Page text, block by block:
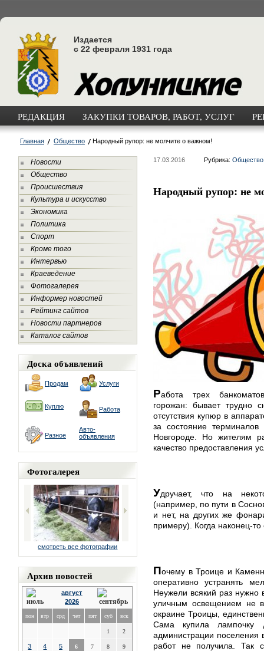
Издается
с 22 февраля 1931 года
РЕДАКЦИЯ ЗАКУПКИ ТОВАРОВ, РАБОТ, УСЛУГ
Главная Общество Народный рупор: не молчите о важном!
Новости
Общество
Происшествия
Культура и искусство
Экономика
Политика
Спорт
Кроме того
Интервью
Краеведение
Фотогалерея
Информер новостей
Рейтинг сайтов
Новости партнеров
Каталог сайтов
Доска объявлений
Продам Услуги
Куплю Работа
Разное
Авто-
объявления
Фотогалерея
смотреть все фотографии
Архив новостей
август
2026
пон втр срд чет пят суб вск
1 2
3 4 5 6 7 8 9
17.03.2016 Рубрика: Общество
Народный рупор: не
Работа трех
горожан: бывает трудно
отсутствия купюр в
за состояние
Новгороде. Но жителям
качество предоставления
Удручает, что на
(например, по пути в
и нет, на других же
примеру). Когда наконец-
Почему в Троице и
оперативно устранять
Неужели всякий раз нужно
уличным освещением не
окраине Троицы,
Сама купила лампочку
администрации поселения
работ не получила. Так